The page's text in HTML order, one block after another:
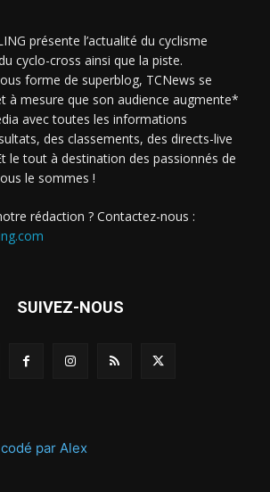
présente l’actualité du cyclisme
cyclo-cross ainsi que la piste.
forme de superblog, TCNews se
à mesure que son audience augmente*
avec toutes les informations
des classements, des directs-live
le tout à destination des passionnés de
le sommes !
rédaction ? Contactez-nous :
SUIVEZ-NOUS
par Alex